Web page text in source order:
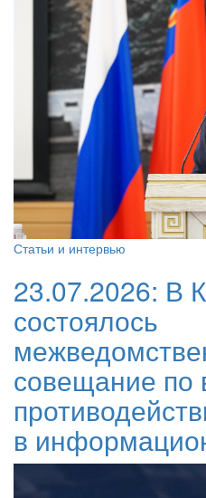
Статьи и интервью
23.07.2026: В
состоялось
совещание по
в